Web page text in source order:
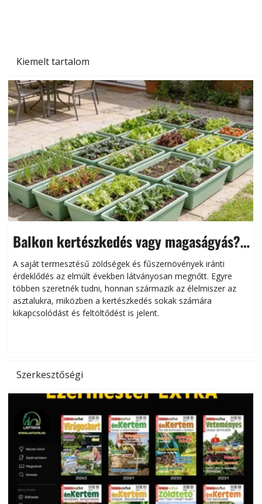
Kiemelt tartalom
Balkon kertészkedés vagy magaságyás?
Helytakarékos kertészkedés
A saját termesztésű zöldségek és fűszernövények iránti
érdeklődés az elmúlt években látványosan megnőtt. Egyre
többen szeretnék tudni, honnan származik az élelmiszer az
asztalukra, miközben a kertészkedés sokak számára
kikapcsolódást és feltöltődést is jelent.
Szerkesztőségi